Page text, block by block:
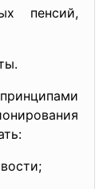
пенсий,